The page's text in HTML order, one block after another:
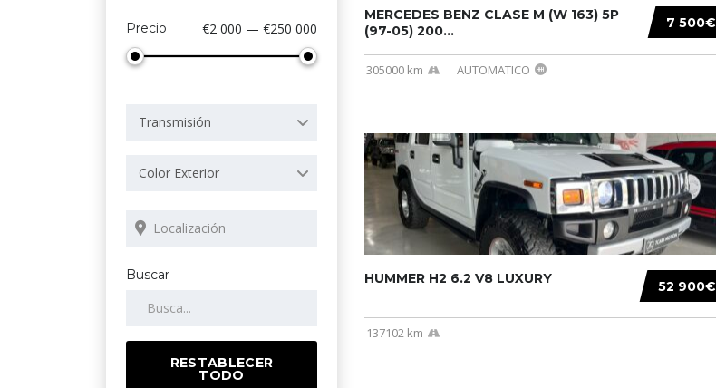
Precio €2 000 — €250 000
Transmisión
Color Exterior
Buscar
RESTABLECER
TODO
7 500€
MERCEDES BENZ CLASE M (W 163) 5P
(97-05) 200...
305000 km AUTOMATICO
52 900€
HUMMER H2 6.2 V8 LUXURY
137102 km